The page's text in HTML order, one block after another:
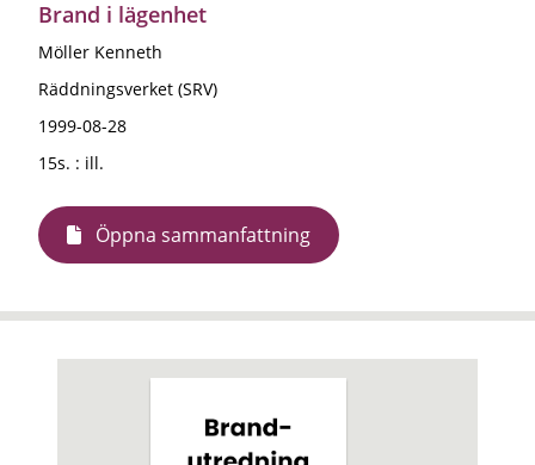
Brand i lägenhet
Möller Kenneth
Räddningsverket (SRV)
1999-08-28
15s. : ill.
Öppna sammanfattning